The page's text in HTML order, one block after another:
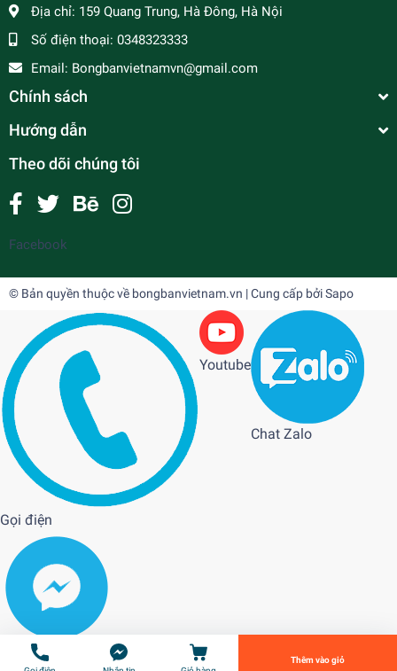
Địa chỉ: 159 Quang Trung, Hà Đông, Hà Nội
Số điện thoại: 0348323333
Email: Bongbanvietnamvn@gmail.com
Chính sách
Hướng dẫn
Theo dõi chúng tôi
Facebook
© Bản quyền thuộc về bongbanvietnam.vn | Cung cấp bởiSapo
Gọi điện
Youtube
Chat Zalo
Messenger Tiến Hành Thanh Toán
Thêm vào giỏ